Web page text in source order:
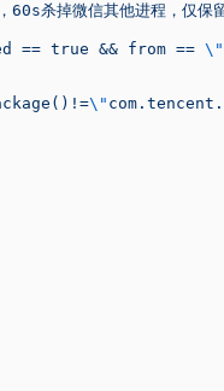
60s杀掉微信其他进程，仅
== true && from == \"
\"